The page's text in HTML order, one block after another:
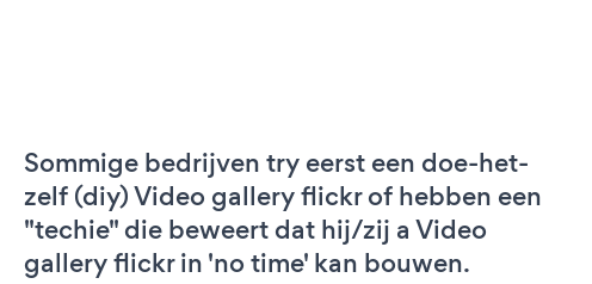
Sommige bedrijven try eerst een doe-het-
zelf (diy) Video gallery flickr of hebben een
"techie" die beweert dat hij/zij a Video
gallery flickr in 'no time' kan bouwen.